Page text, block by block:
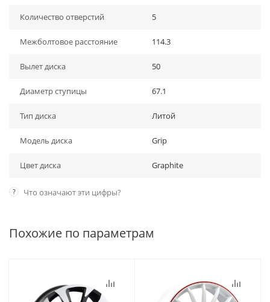
Количество отверстий 5
Межболтовое расстояние 114.3
Вылет диска 50
Диаметр ступицы 67.1
Тип диска Литой
Модель диска Grip
Цвет диска Graphite
? Что означают эти цифры?
Похожие по параметрам